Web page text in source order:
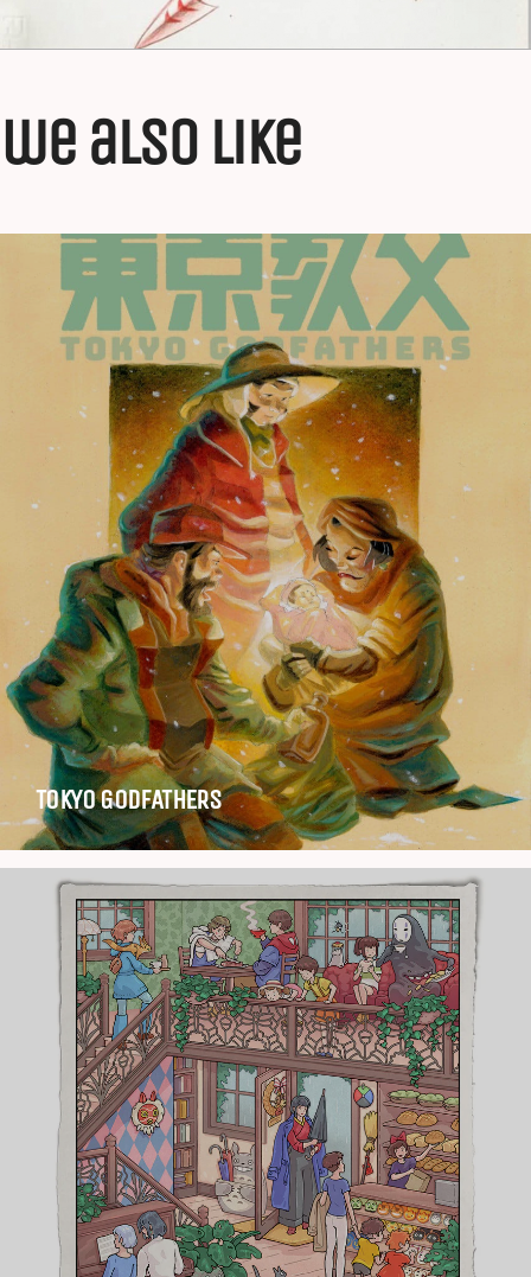
we also like
TOKYO GODFATHERS